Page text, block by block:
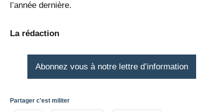
l’année dernière.
La rédaction
Abonnez vous à notre lettre d’information
Partager c'est militer